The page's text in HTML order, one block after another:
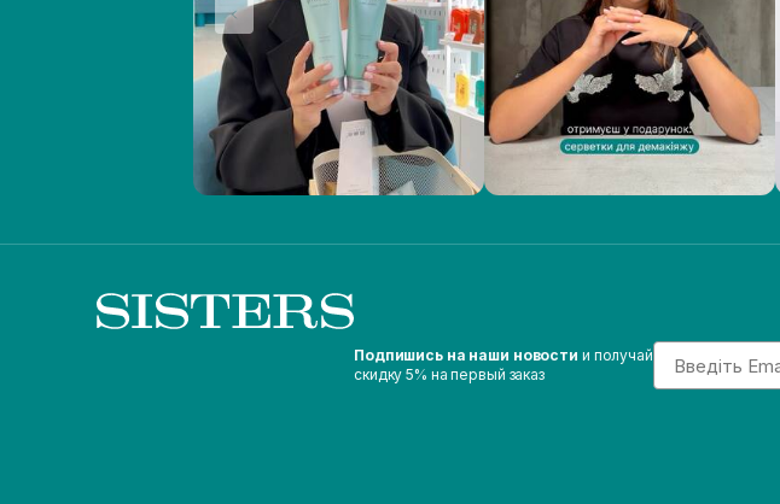
Подпишись на наши новости и получай
скидку 5% на первый заказ
Email